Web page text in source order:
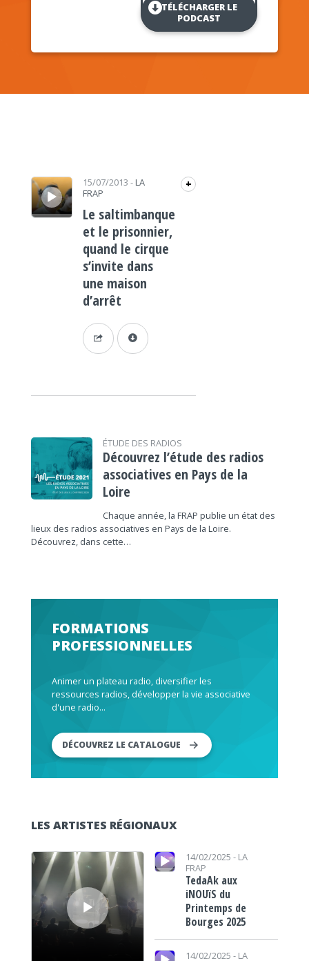
TÉLÉCHARGER LE
PODCAST
Lecteur audio 15/07/2013 - LA
FRAP
+
Le saltimbanque
et le prisonnier,
quand le cirque
s’invite dans
une maison
d’arrêt
ÉTUDE DES RADIOS
Découvrez l’étude des radios
associatives en Pays de la
Loire
Chaque année, la FRAP publie un état des
lieux des radios associatives en Pays de la Loire.
Découvrez, dans cette…
FORMATIONS
PROFESSIONNELLES
Animer un plateau radio, diversifier les
ressources radios, développer la vie associative
d'une radio...
DÉCOUVREZ LE CATALOGUE
LES ARTISTES RÉGIONAUX
Lecteur audio
Lecteur audio 14/02/2025 - LA
FRAP
TedaAk aux
iNOUïS du
Printemps de
Bourges 2025
Lecteur audio
14/02/2025 - LA